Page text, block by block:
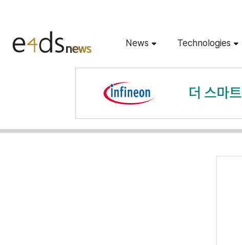
News Technologies